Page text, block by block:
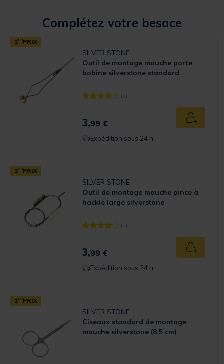
Complétez votre besace
1ERPRIX
SILVER STONE
Outil de montage mouche porte
bobine silverstone standard
[object Object] out of 5 Customer Rating
(1)
3,99 € Ajouter
Expédition sous 24 h
1ERPRIX
SILVER STONE
Outil de montage mouche pince à
hackle large silverstone
[object Object] out of 5 Customer Rating
(1)
3,99 € Ajouter
Expédition sous 24 h
1 ERPRIX
SILVER STONE
Ciseaux standard de montage
mouche silverstone (8,5 cm)